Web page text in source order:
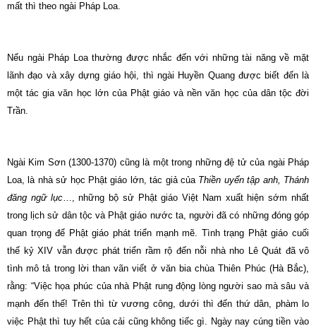
mất thì theo ngài Pháp Loa.
Nếu ngài Pháp Loa thường được nhắc đến với những tài năng về mặt
lãnh đạo và xây dựng giáo hội, thì ngài Huyền Quang được biết đến là
một tác gia văn học lớn của Phật giáo và nền văn học của dân tộc đời
Trần.
Ngài Kim Sơn (1300-1370) cũng là một trong những đệ tử của ngài Pháp
Loa, là nhà sử học Phật giáo lớn, tác giả của Thiền uyển tập anh, Thánh
đăng ngữ lục…, những bộ sử Phật giáo Việt Nam xuất hiện sớm nhất
trong lịch sử dân tộc và Phật giáo nước ta, người đã có những đóng góp
quan trọng để Phật giáo phát triển mạnh mẽ. Tình trạng Phật giáo cuối
thế kỷ XIV vẫn được phát triển rầm rộ đến nỗi nhà nho Lê Quát đã vô
tình mô tả trong lời than vãn viết ở văn bia chùa Thiên Phúc (Hà Bắc),
rằng: “Việc họa phúc của nhà Phật rung động lòng người sao mà sâu và
mạnh đến thế! Trên thì từ vương công, dưới thì đến thứ dân, phàm lo
việc Phật thì tuy hết của cải cũng không tiếc gì. Ngày nay cúng tiền vào